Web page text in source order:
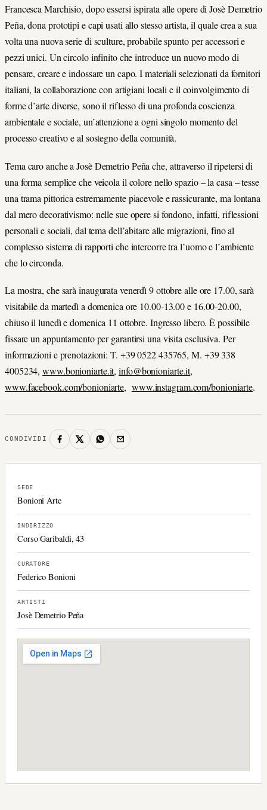
Francesca Marchisio, dopo essersi ispirata alle opere di Josè Demetrio
Peña, dona prototipi e capi usati allo stesso artista, il quale crea a sua
volta una nuova serie di sculture, probabile spunto per accessori e
pezzi unici. Un circolo infinito che introduce un nuovo modo di
pensare, creare e indossare un capo. I materiali selezionati da fornitori
italiani, la collaborazione con artigiani locali e il coinvolgimento di
forme d’arte diverse, sono il riflesso di una profonda coscienza
ambientale e sociale, un’attenzione a ogni singolo momento del
processo creativo e al sostegno della comunità.
Tema caro anche a Josè Demetrio Peña che, attraverso il ripetersi di
una forma semplice che veicola il colore nello spazio – la casa – tesse
una trama pittorica estremamente piacevole e rassicurante, ma lontana
dal mero decorativismo: nelle sue opere si fondono, infatti, riflessioni
personali e sociali, dal tema dell’abitare alle migrazioni, fino al
complesso sistema di rapporti che intercorre tra l’uomo e l’ambiente
che lo circonda.
La mostra, che sarà inaugurata venerdì 9 ottobre alle ore 17.00, sarà
visitabile da martedì a domenica ore 10.00-13.00 e 16.00-20.00,
chiuso il lunedì e domenica 11 ottobre. Ingresso libero. È possibile
fissare un appuntamento per garantirsi una visita esclusiva. Per
informazioni e prenotazioni: T. +39 0522 435765, M. +39 338
4005234,www.bonioniarte.it,info@bonioniarte.it,
www.facebook.com/bonioniarte, www.instagram.com/bonioniarte.
CONDIVIDI
SEDE
Bonioni Arte
INDIRIZZO
Corso Garibaldi, 43
CURATORE
Federico Bonioni
ARTISTI
Josè Demetrio Peña